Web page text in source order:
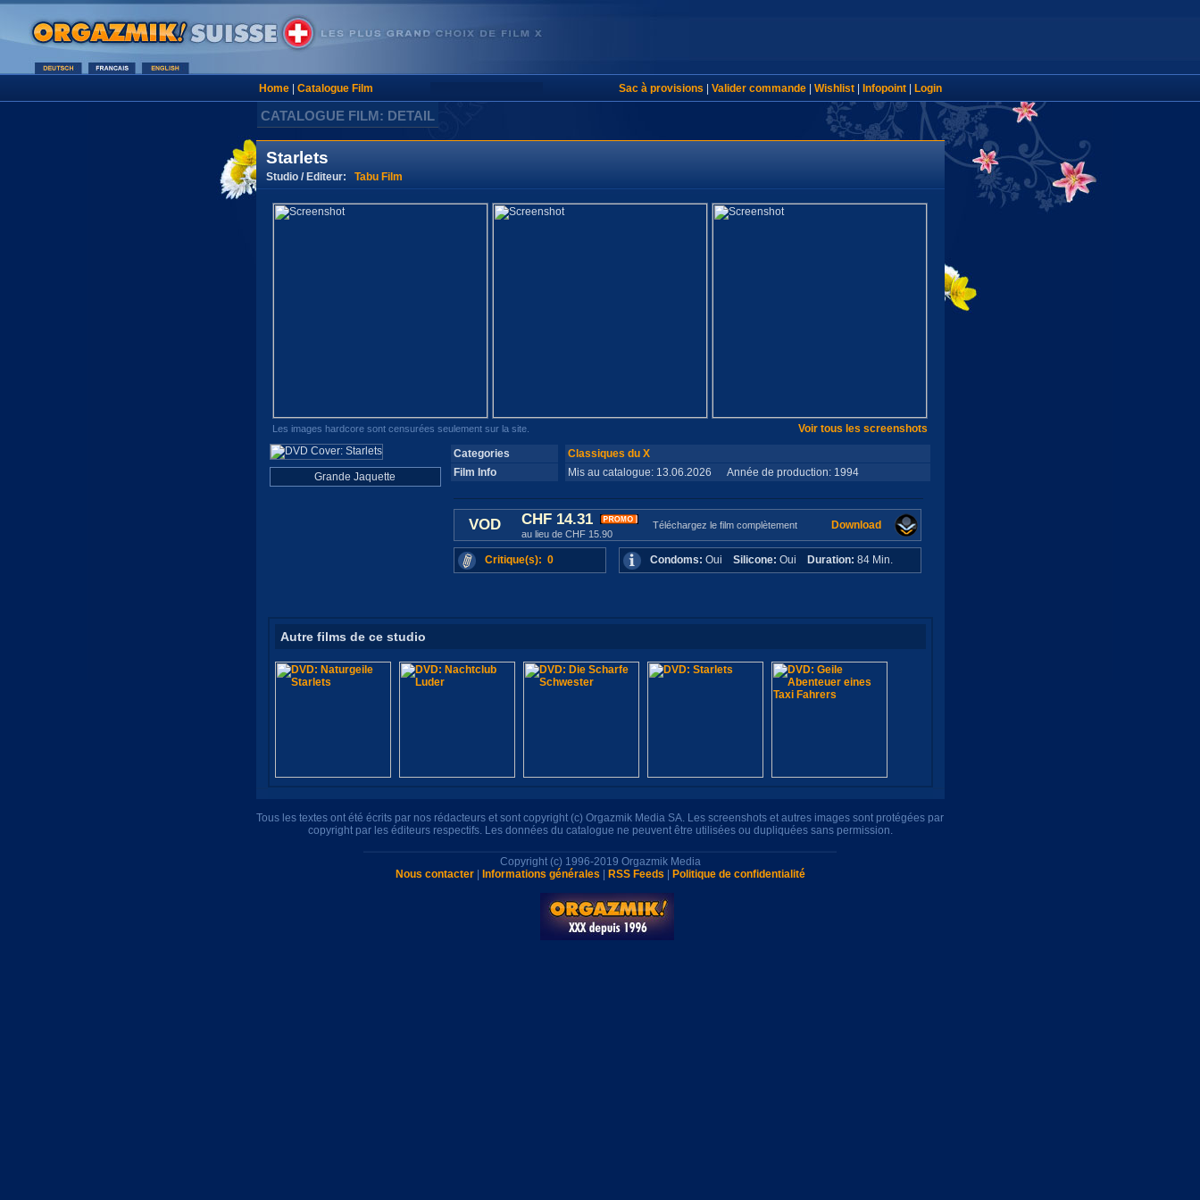
Home| Catalogue Film Sac à provisions Valider commande| Wishlist| Infopoint| Login
CATALOGUE FILM: DETAIL
Starlets
Studio / Editeur: Tabu Film
Les images hardcore sont censurées seulement sur la site. Voir tous les screenshots
Grande Jaquette
Categories
Classiques du X
Film Info
Mis au catalogue: 13.06.2026 Année de production: 1994
VOD CHF 14.31
au lieu de CHF 15.90
Téléchargez le film complètement Download
Critique(s): 0 Condoms: Oui Silicone: Oui Duration: 84 Min.
Autre films de ce studio
Tous les textes ont été écrits par nos rédacteurs et sont copyright (c) Orgazmik Media SA. Les screenshots et autres images sont protégées par
copyright par les éditeurs respectifs. Les données du catalogue ne peuvent être utilisées ou dupliquées sans permission.
Copyright (c) 1996-2019 Orgazmik Media
Nous contacter| Informations générales RSS Feeds Politique de confidentialité